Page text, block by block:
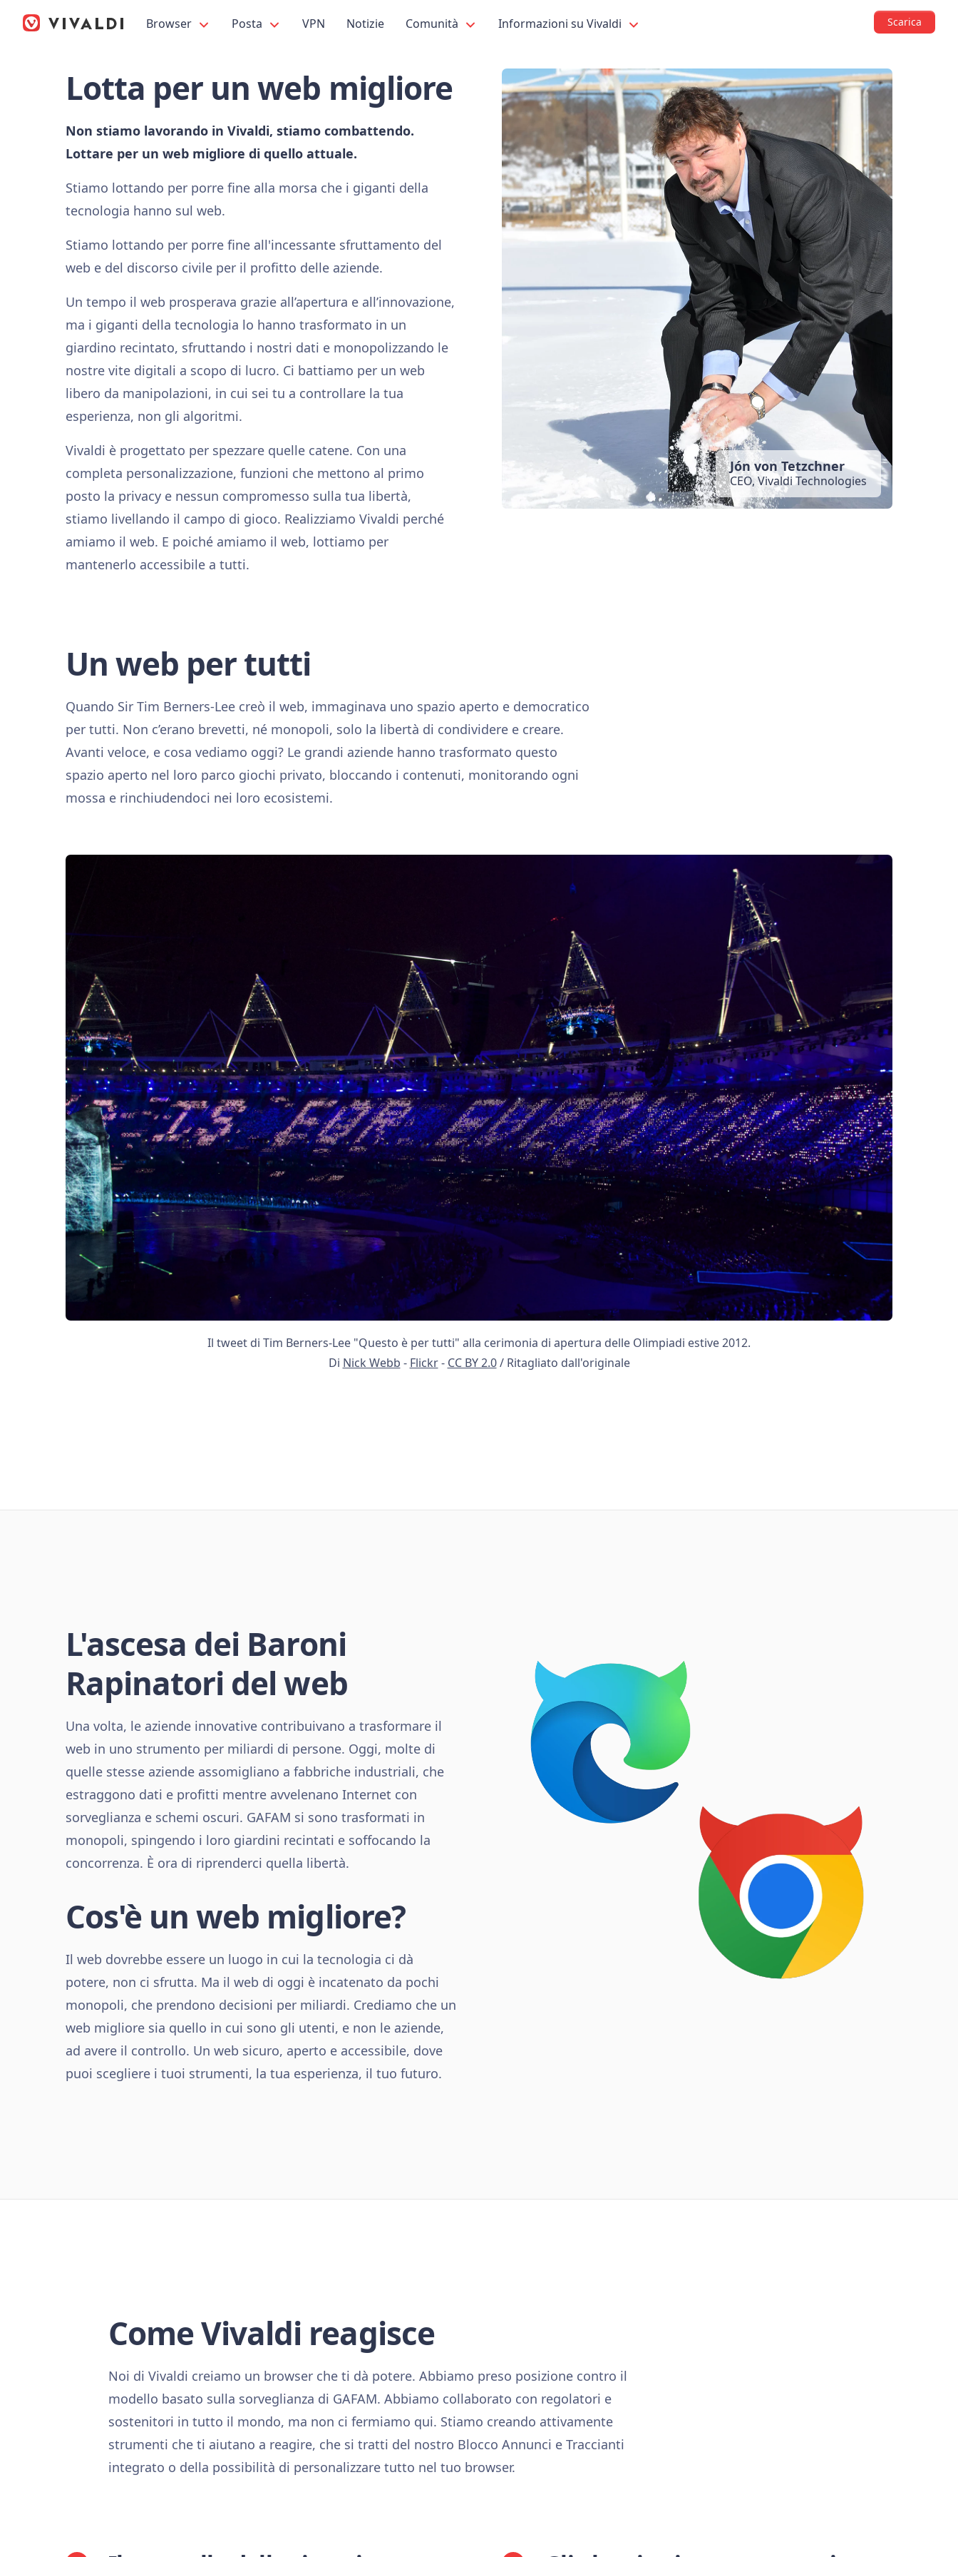
Browser Posta VPN Notizie Comunità Informazioni su Vivaldi Scarica
Lotta per un web migliore
Non stiamo lavorando in Vivaldi, stiamo combattendo.
Lottare per un web migliore di quello attuale.
Stiamo lottando per porre fine alla morsa che i giganti della
tecnologia hanno sul web.
Stiamo lottando per porre fine all'incessante sfruttamento del
web e del discorso civile per il profitto delle aziende.
Un tempo il web prosperava grazie all’apertura e all’innovazione,
ma i giganti della tecnologia lo hanno trasformato in un
giardino recintato, sfruttando i nostri dati e monopolizzando le
nostre vite digitali a scopo di lucro. Ci battiamo per un web
libero da manipolazioni, in cui sei tu a controllare la tua
esperienza, non gli algoritmi.
Vivaldi è progettato per spezzare quelle catene. Con una
completa personalizzazione, funzioni che mettono al primo
posto la privacy e nessun compromesso sulla tua libertà,
stiamo livellando il campo di gioco. Realizziamo Vivaldi perché
amiamo il web. E poiché amiamo il web, lottiamo per
mantenerlo accessibile a tutti.
Jón von Tetzchner
CEO, Vivaldi Technologies
Un web per tutti
Quando Sir Tim Berners-Lee creò il web, immaginava uno spazio aperto e democratico
per tutti. Non c’erano brevetti, né monopoli, solo la libertà di condividere e creare.
Avanti veloce, e cosa vediamo oggi? Le grandi aziende hanno trasformato questo
spazio aperto nel loro parco giochi privato, bloccando i contenuti, monitorando ogni
mossa e rinchiudendoci nei loro ecosistemi.
Il tweet di Tim Berners-Lee "Questo è per tutti" alla cerimonia di apertura delle Olimpiadi estive 2012.
Di Nick Webb - Flickr- CC BY 2.0/ Ritagliato dall'originale
L'ascesa dei Baroni
Rapinatori del web
Una volta, le aziende innovative contribuivano a trasformare il
web in uno strumento per miliardi di persone. Oggi, molte di
quelle stesse aziende assomigliano a fabbriche industriali, che
estraggono dati e profitti mentre avvelenano Internet con
sorveglianza e schemi oscuri. GAFAM si sono trasformati in
monopoli, spingendo i loro giardini recintati e soffocando la
concorrenza. È ora di riprenderci quella libertà.
Cos'è un web migliore?
Il web dovrebbe essere un luogo in cui la tecnologia ci dà
potere, non ci sfrutta. Ma il web di oggi è incatenato da pochi
monopoli, che prendono decisioni per miliardi. Crediamo che un
web migliore sia quello in cui sono gli utenti, e non le aziende,
ad avere il controllo. Un web sicuro, aperto e accessibile, dove
puoi scegliere i tuoi strumenti, la tua esperienza, il tuo futuro.
Come Vivaldi reagisce
Noi di Vivaldi creiamo un browser che ti dà potere. Abbiamo preso posizione contro il
modello basato sulla sorveglianza di GAFAM. Abbiamo collaborato con regolatori e
sostenitori in tutto il mondo, ma non ci fermiamo qui. Stiamo creando attivamente
strumenti che ti aiutano a reagire, che si tratti del nostro Blocco Annunci e Traccianti
integrato o della possibilità di personalizzare tutto nel tuo browser.